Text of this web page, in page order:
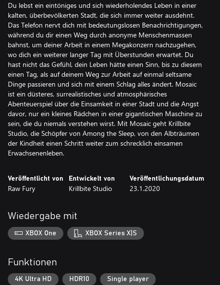
Du lebst ein eintöniges und sich wiederholendes Leben in einer
kalten, überbevölkerten Stadt, die sich immer weiter ausdehnt.
Das Telefon nervt dich mit bedeutungslosen Benachrichtigungen,
während du dir einen Weg durch anonyme Menschenmassen
bahnst, um deiner Arbeit in einem Megakonzern nachzugehen,
wo dich ein weiterer langer Tag mit Überstunden erwartet. Du
hast nicht das Gefühl, dein Leben hätte einen Sinn, bis zu diesem
einen Tag, als auf deinem Weg zur Arbeit auf einmal seltsame
Dinge passieren und sich mit einem Schlag alles ändert. Mosaic
ist ein düsteres, surrealistisches und atmosphärisches
Abenteuerspiel über die Einsamkeit in einer Stadt und die Angst
davor, nur ein kleines Rädchen in einer gigantischen Maschine zu
sein, die du niemals verstehen wirst. Mit Mosaic geht Krillbite
Studio, die Schöpfer von Among the Sleep, von den Albträumen
der Kindheit einen Schritt weiter zum schrecklich einsamen
Erwachsenenleben.
Veröffentlicht von
Raw Fury
Entwickelt von
Krillbite Studio
Veröffentlichungsdatum
23.1.2020
Wiedergabe mit
XBOX One XBOX Series X|S
Funktionen
4K Ultra HD HDR10 Single player